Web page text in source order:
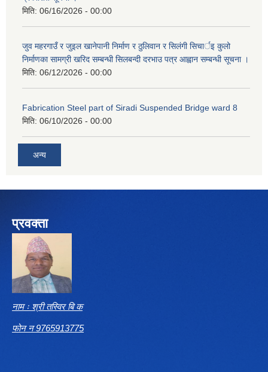
मिति: 06/16/2026 - 00:00
जुव महरगाउँ र जुइल खानेपानी निर्माण र ठुलिवान र सिलंगी सिचार्इ कुलो
निर्माणका सामग्री खरिद सम्बन्धी सिलबन्दी दरभाउ पत्र आह्वान सम्बन्धी सूचना ।
मिति: 06/12/2026 - 00:00
Fabrication Steel part of Siradi Suspended Bridge ward 8
मिति: 06/10/2026 - 00:00
अन्य
प्रवक्ता
नाम ः श्री तस्विर बि क
फोन न 9765913775